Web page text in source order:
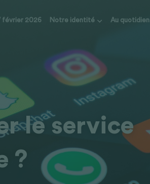
février 2026 Notre identité Au quotidien
le service
?